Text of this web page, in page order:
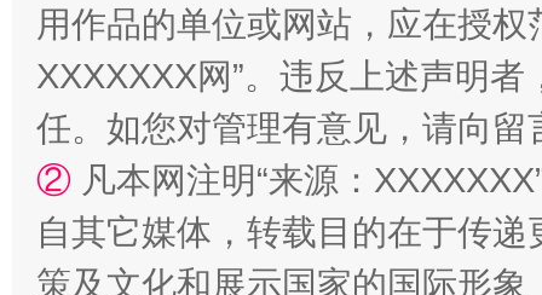
扯下公款旅游的“隐身衣” 如何以
用作品的单位或网站，应在授
XXXXXXX网”。违反上述声明
任。如您对管理有意见，请向
② 凡本网注明“来源：
自其它媒体，转载目的在于传
策及文化和展示国家的国际形